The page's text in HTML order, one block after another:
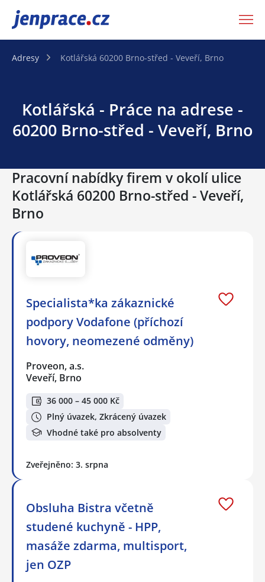
JenPráce.cz
Adresy Kotlářská 60200 Brno-střed - Veveří, Brno
Kotlářská - Práce na adrese -
60200 Brno-střed - Veveří, Brno
Pracovní nabídky firem v okolí ulice
Kotlářská 60200 Brno-střed - Veveří,
Brno
Specialista*ka zákaznické
podpory Vodafone (příchozí
hovory, neomezené odměny)
Proveon, a.s.
Veveří, Brno
36 000 – 45 000 Kč
Plný úvazek, Zkrácený úvazek
Vhodné také pro absolventy
Zveřejněno: 3. srpna
Obsluha Bistra včetně
studené kuchyně - HPP,
masáže zdarma, multisport,
jen OZP